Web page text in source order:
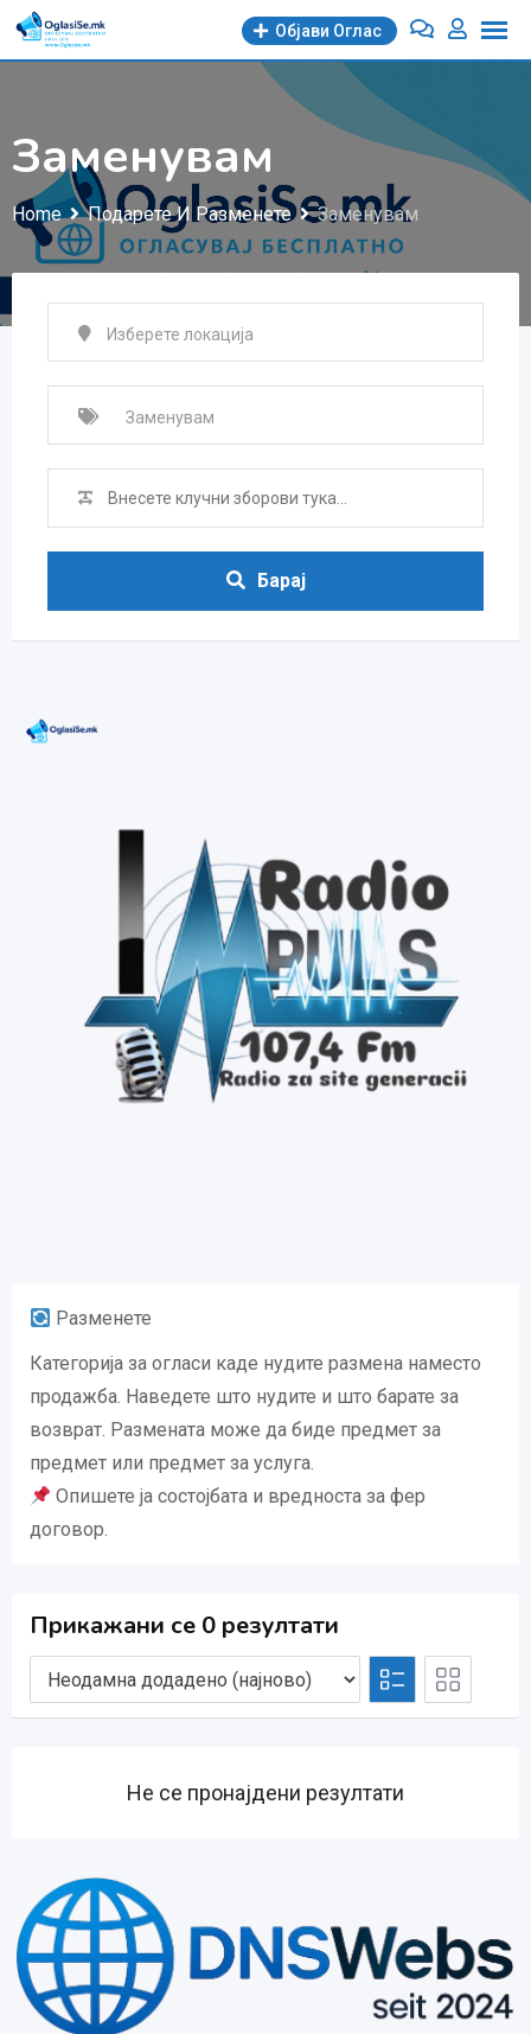
Skip
Објави Oглас
Заменувам
Home Подарете И Разменете Заменувам
Барај
Разменете
Категорија за огласи каде нудите размена наместо
продажба. Наведете што нудите и што барате за
возврат. Размената може да биде предмет за
предмет или предмет за услуга.
Опишете ја состојбата и вредноста за фер
договор.
Прикажани се 0 резултати
Не се пронајдени резултати